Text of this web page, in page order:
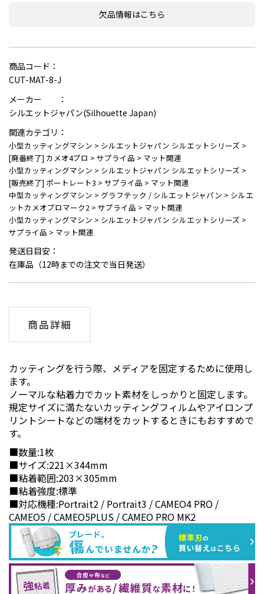
欠品情報はこちら
商品コード：
CUT-MAT-8-J
メーカー ：
シルエットジャパン(Silhouette Japan)
関連カテゴリ：
小型カッティングマシン > シルエットジャパン シルエットシリーズ >
[廃番終了] カメオ4プロ > サプライ品 > マット関連
小型カッティングマシン > シルエットジャパン シルエットシリーズ >
[販売終了] ポートレート3 > サプライ品 > マット関連
中型カッティングマシン > グラフテック / シルエットジャパン > シルエ
ットカメオプロマーク2 > サプライ品 > マット関連
小型カッティングマシン > シルエットジャパン シルエットシリーズ >
サプライ品 > マット関連
発送日目安：
在庫品（12時までの注文で当日発送）
商品詳細
カッティングを行う際、メディアを固定するために使用し
ます。
ノーマルな粘着力でカット素材をしっかりと固定します。
規定サイズに満たないカッティングフィルムやアイロンプ
リントシートなどの端材をカットするときにもおすすめで
す。
■数量:1枚
■サイズ:221×344mm
■粘着範囲:203×305mm
■粘着強度:標準
■対応機種:Portrait2 / Portrait3 / CAMEO4 PRO /
CAMEO5 / CAMEO5PLUS / CAMEO PRO MK2